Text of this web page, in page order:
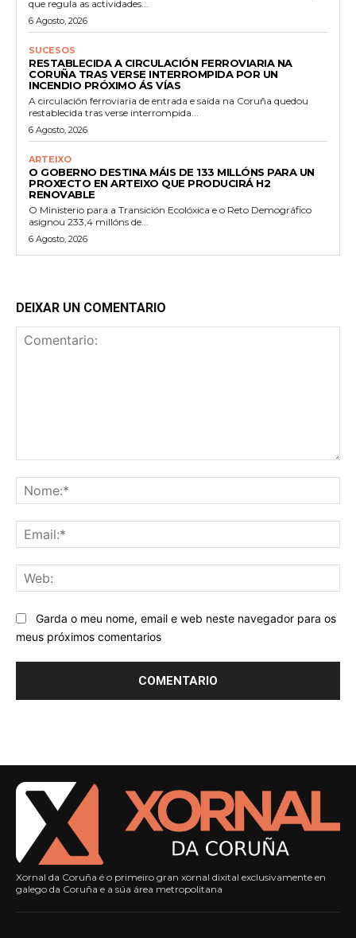
que regula as actividades...
6 Agosto, 2026
SUCESOS
RESTABLECIDA A CIRCULACIÓN FERROVIARIA NA
CORUÑA TRAS VERSE INTERROMPIDA POR UN
INCENDIO PRÓXIMO ÁS VÍAS
A circulación ferroviaria de entrada e saída na Coruña quedou
restablecida tras verse interrompida...
6 Agosto, 2026
ARTEIXO
O GOBERNO DESTINA MÁIS DE 133 MILLÓNS PARA UN
PROXECTO EN ARTEIXO QUE PRODUCIRÁ H2
RENOVABLE
O Ministerio para a Transición Ecolóxica e o Reto Demográfico
asignou 233,4 millóns de...
6 Agosto, 2026
DEIXAR UN COMENTARIO
Garda o meu nome, email e web neste navegador para os
meus próximos comentarios
Xornal da Coruña é o primeiro gran xornal dixital exclusivamente en
galego da Coruña e a súa área metropolitana